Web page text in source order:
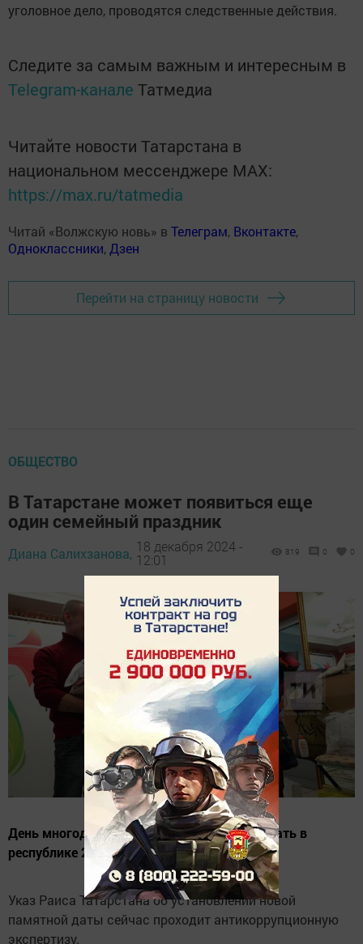
уголовное дело, проводятся следственные действия.
Следите за самым важным и интересным в
Telegram-канале Татмедиа
Читайте новости Татарстана в
национальном мессенджере MАХ:
https://max.ru/tatmedia
Читай «Волжскую новь» в Телеграм, Вконтакте,
Одноклассники, Дзен
Перейти на страницу новости
ОБЩЕСТВО
В Татарстане может появиться еще
один семейный праздник
Диана Салихзанова, 18 декабря 2024 -
12:01
819 0 0
День многодетных семей планируют отмечать в
республике 23 января.
Указ Раиса Татарстана об установлении новой
памятной даты сейчас проходит антикоррупционную
экспертизу.